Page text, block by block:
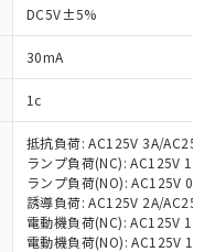
DC5V±5%
30mA
1c
抵抗負荷: AC125V 3A/
ランプ負荷(NC): AC125V 1A/
ランプ負荷(NO): AC125V
誘導負荷: AC125V 2A/
電動機負荷(NC): AC125V
電動機負荷(NO): AC125V 1A/